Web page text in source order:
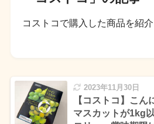
コストコで購入した商品を紹介
2023年11月30日
【コストコ】こ
マスカットが1kg